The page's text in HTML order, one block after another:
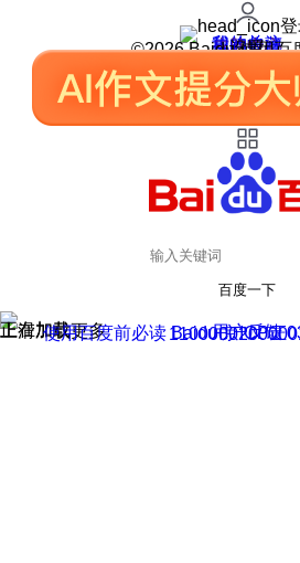
我的关注
我的收藏
皮肤中心
用户反馈
设置
©2026 Baidu 使用百
百度一下
正在加载
上滑加载更多 用户反馈
使用百度前必读 Baidu 京ICP证
京公网安备